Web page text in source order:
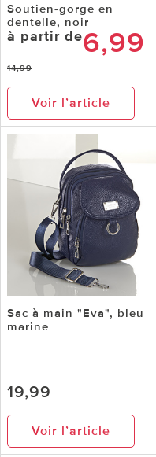
Soutien-gorge en
dentelle, noir
à partir de6,99
14,99
Voir l’article
Sac à main "Eva", bleu
marine
19,99
Voir l’article